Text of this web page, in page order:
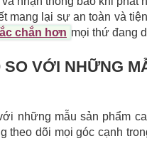
mang lại sự an toàn và
chắn hơn mọi thứ đang
VỚI NHỮNG
những mẫu sản phẩm
theo dõi mọi góc cạnh